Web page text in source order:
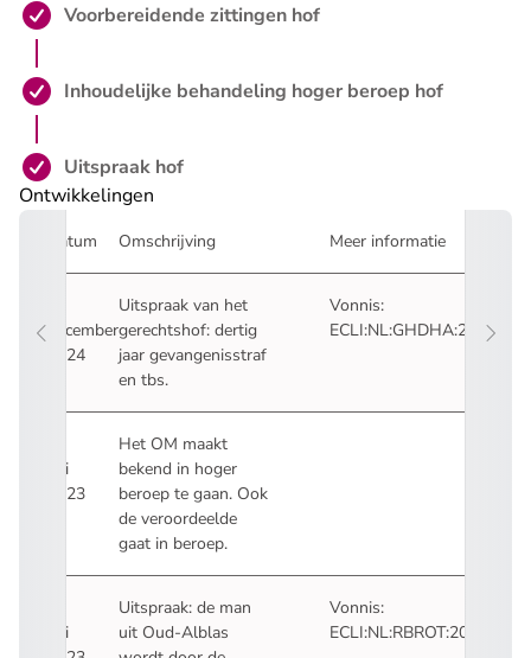
Stap 2 is voltooid:
Voorbereidende zittingen hof
Stap 3 is voltooid:
Inhoudelijke behandeling hoger beroep hof
Stap 4 is voltooid:
Uitspraak hof
Ontwikkelingen
Datum Omschrijving Meer informatie
december
2024
Uitspraak van het
gerechtshof: dertig
jaar gevangenisstraf
en tbs.
Vonnis:
juli
2023
Het OM maakt
bekend in hoger
beroep te gaan- U verlaat Rechtspraak.nl
. Ook
de veroordeelde
gaat in beroep.
juli
Uitspraak: de man
uit Oud-Alblas
Vonnis:
ECLI:NL:RBROT:2023:6164